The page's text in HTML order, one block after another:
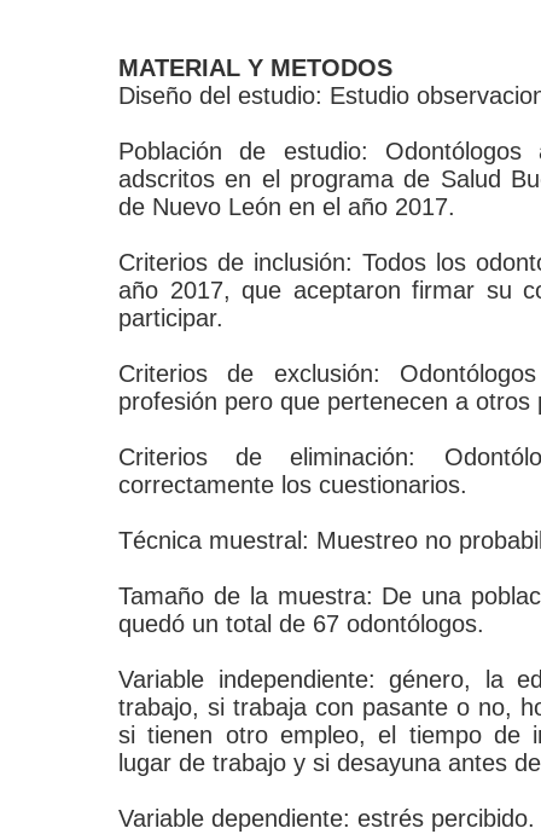
MATERIAL Y METODOS
Diseño del estudio: Estudio
Población de estudio:
adscritos en el programa de Salud
de Nuevo León en el año 2017.
Criterios de inclusión: Todos los
año 2017, que aceptaron firmar su
participar.
Criterios de exclusión:
profesión pero que pertenecen a
Criterios de eliminación:
correctamente los cuestionarios.
Técnica muestral: Muestreo no
Tamaño de la muestra: De una
quedó un total de 67 odontólogos.
Variable independiente: género, la
trabajo, si trabaja con pasante o no,
si tienen otro empleo, el tiempo de
lugar de trabajo y si desayuna antes
Variable dependiente: estrés percibido.